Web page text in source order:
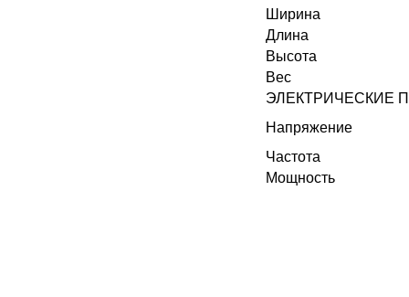
Ширина
Длина
Высота
Вес
ЭЛЕКТРИЧЕСКИЕ
Напряжение
Частота
Мощность